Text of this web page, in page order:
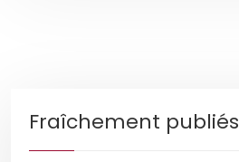
Fraîchement publiés